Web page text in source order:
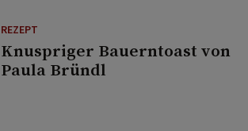
REZEPT
Knuspriger Bauerntoast von
Paula Bründl